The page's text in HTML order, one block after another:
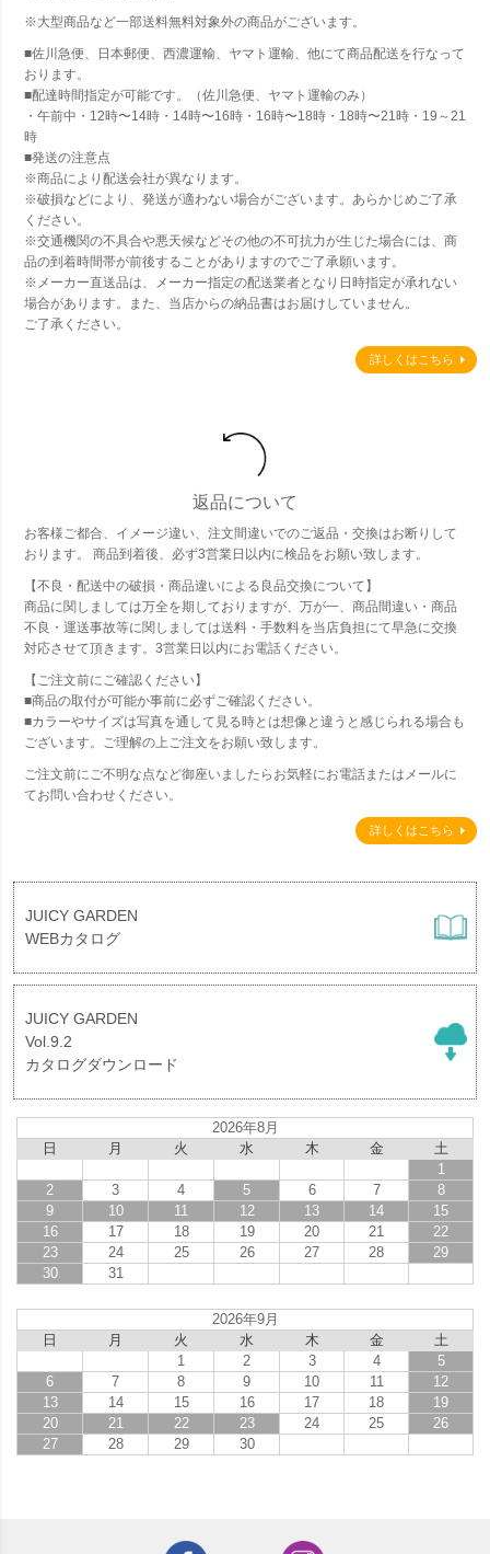
※大型商品など一部送料無料対象外の商品がございます。
■佐川急便、日本郵便、西濃運輸、ヤマト運輸、他にて商品配送を行なって
おります。
■配達時間指定が可能です。（佐川急便、ヤマト運輸のみ）
・午前中・12時〜14時・14時〜16時・16時〜18時・18時〜21時・19～21
時
■発送の注意点
※商品により配送会社が異なります。
※破損などにより、発送が適わない場合がございます。あらかじめご了承
ください。
※交通機関の不具合や悪天候などその他の不可抗力が生じた場合には、商
品の到着時間帯が前後することがありますのでご了承願います。
※メーカー直送品は、メーカー指定の配送業者となり日時指定が承れない
場合があります。また、当店からの納品書はお届けしていません。
ご了承ください。
詳しくはこちら
返品について
お客様ご都合、イメージ違い、注文間違いでのご返品・交換はお断りして
おります。 商品到着後、必ず3営業日以内に検品をお願い致します。
【不良・配送中の破損・商品違いによる良品交換について】
商品に関しましては万全を期しておりますが、万が一、商品間違い・商品
不良・運送事故等に関しましては送料・手数料を当店負担にて早急に交換
対応させて頂きます。3営業日以内にお電話ください。
【ご注文前にご確認ください】
■商品の取付が可能か事前に必ずご確認ください。
■カラーやサイズは写真を通して見る時とは想像と違うと感じられる場合も
ございます。ご理解の上ご注文をお願い致します。
ご注文前にご不明な点など御座いましたらお気軽にお電話またはメールに
てお問い合わせください。
詳しくはこちら
JUICY GARDEN
WEBカタログ
JUICY GARDEN
Vol.9.2
カタログダウンロード
2026年8月
日
月 火 水 木 金
土
1
2
3 4 5 6 7
8
9
10 11 12 13 14
15
16
17 18 19 20 21
22
23
24 25 26 27 28
29
30
31
2026年9月
日
月 火 水 木 金
土
1
2 3 4
5
6
7 8 9 10 11
12
13
14 15 16 17 18
19
20
21 22 23 24 25
26
27
28 29 30